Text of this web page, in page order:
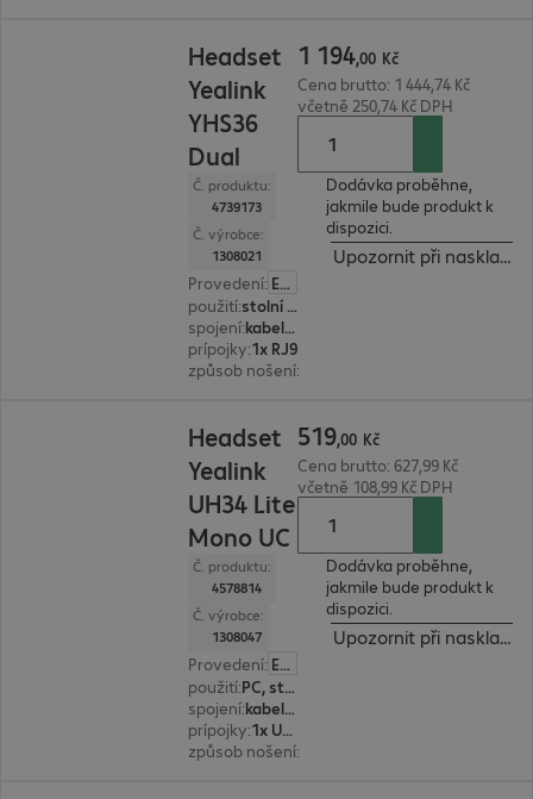
Headset
Yealink
YHS36
Dual
Č. produktu:
4739173
Č. výrobce:
1308021
Provedení: Evropa
použití:
stolní telefon
spojení:
kabelové
prípojky:1x RJ9
způsob nošení:
1 194,00 Kč
Cena brutto: 1 444,74 Kč
včetně 250,74 Kč DPH
Dodávka proběhne,
jakmile bude produkt k
dispozici.
Upozornit při
Headset
Yealink
UH34 Lite
Mono UC
Č. produktu:
4578814
Č. výrobce:
1308047
Provedení: Evropa
použití:
PC, stolní telefon, notebook
spojení:
kabelové
prípojky:
1x USB typ A
způsob nošení:
519,00 Kč
Cena brutto: 627,99 Kč
včetně 108,99 Kč DPH
Dodávka proběhne,
jakmile bude produkt k
dispozici.
Upozornit při